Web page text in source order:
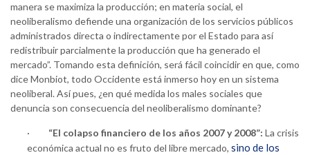
manera se maximiza la producción; en materia social, el
neoliberalismo defiende una organización de los servicios públicos
administrados directa o indirectamente por el Estado para así
redistribuir parcialmente la producción que ha generado el
mercado”. Tomando esta definición, será fácil coincidir en que, como
dice Monbiot, todo Occidente está inmerso hoy en un sistema
neoliberal. Así pues, ¿en qué medida los males sociales que
denuncia son consecuencia del neoliberalismo dominante?
· “El colapso financiero de los años 2007 y 2008”: La crisis
económica actual no es fruto del libre mercado, sino de los